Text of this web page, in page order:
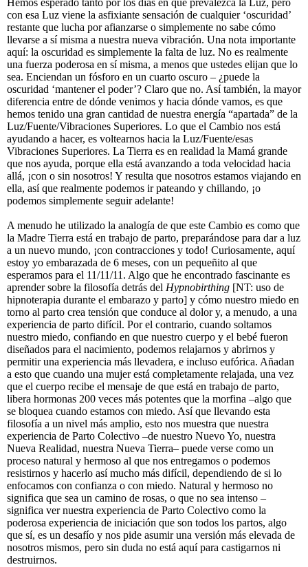
Hemos esperado tanto por los días en que prevalezca la Luz, pero
con esa Luz viene la asfixiante sensación de cualquier ‘oscuridad’
restante que lucha por afianzarse o simplemente no sabe cómo
llevarse a sí misma a nuestra nueva vibración. Una nota importante
aquí: la oscuridad es simplemente la falta de luz. No es realmente
una fuerza poderosa en sí misma, a menos que ustedes elijan que lo
sea. Enciendan un fósforo en un cuarto oscuro – ¿puede la
oscuridad ‘mantener el poder’? Claro que no. Así también, la mayor
diferencia entre de dónde venimos y hacia dónde vamos, es que
hemos tenido una gran cantidad de nuestra energía “apartada” de la
Luz/Fuente/Vibraciones Superiores. Lo que el Cambio nos está
ayudando a hacer, es voltearnos hacia la Luz/Fuente/esas
Vibraciones Superiores. La Tierra es en realidad la Mamá grande
que nos ayuda, porque ella está avanzando a toda velocidad hacia
allá, ¡con o sin nosotros! Y resulta que nosotros estamos viajando en
ella, así que realmente podemos ir pateando y chillando, ¡o
podemos simplemente seguir adelante!
A menudo he utilizado la analogía de que este Cambio es como que
la Madre Tierra está en trabajo de parto, preparándose para dar a luz
a un nuevo mundo, ¡con contracciones y todo! Curiosamente, aquí
estoy yo embarazada de 6 meses, con un pequeñito al que
esperamos para el 11/11/11. Algo que he encontrado fascinante es
aprender sobre la filosofía detrás del Hypnobirthing [NT: uso de
hipnoterapia durante el embarazo y parto] y cómo nuestro miedo en
torno al parto crea tensión que conduce al dolor y, a menudo, a una
experiencia de parto difícil. Por el contrario, cuando soltamos
nuestro miedo, confiando en que nuestro cuerpo y el bebé fueron
diseñados para el nacimiento, podemos relajarnos y abrirnos y
permitir una experiencia más llevadera, e incluso eufórica. Añadan
a esto que cuando una mujer está completamente relajada, una vez
que el cuerpo recibe el mensaje de que está en trabajo de parto,
libera hormonas 200 veces más potentes que la morfina –algo que
se bloquea cuando estamos con miedo. Así que llevando esta
filosofía a un nivel más amplio, esto nos muestra que nuestra
experiencia de Parto Colectivo –de nuestro Nuevo Yo, nuestra
Nueva Realidad, nuestra Nueva Tierra– puede verse como un
proceso natural y hermoso al que nos entregamos o podemos
resistirnos y hacerlo así mucho más difícil, dependiendo de si lo
enfocamos con confianza o con miedo. Natural y hermoso no
significa que sea un camino de rosas, o que no sea intenso –
significa ver nuestra experiencia de Parto Colectivo como la
poderosa experiencia de iniciación que son todos los partos, algo
que sí, es un desafío y nos pide asumir una versión más elevada de
nosotros mismos, pero sin duda no está aquí para castigarnos ni
destruirnos.